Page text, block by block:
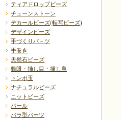
ティアドロップビーズ
チェーンストーン
デカールビーズ(転写ビーズ)
デザインビーズ
手づくりパ－ツ
手巻き
天然石ビーズ
動眼・挿し目・挿し鼻
トンボ玉
ナチュラルビーズ
ニットビーズ
パール
バラ型パーツ